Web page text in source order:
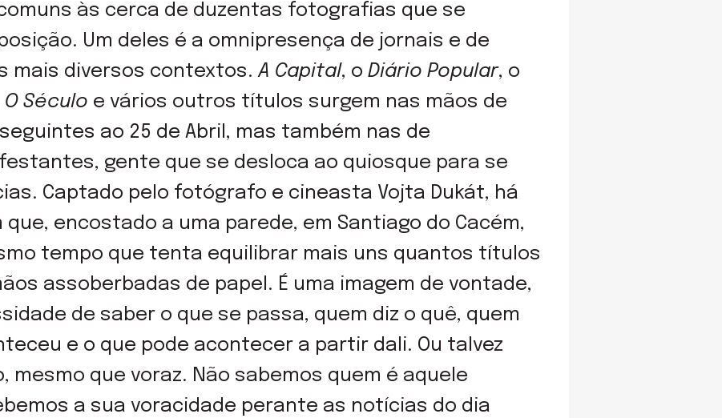
às cerca de duzentas fotografias que se
Um deles é a omnipresença de jornais e de
mais diversos contextos.A Capital, o Diário Popular, o
O Século e vários outros títulos surgem nas mãos de
ao 25 de Abril, mas também nas de
gente que se desloca ao quiosque para se
Captado pelo fotógrafo e cineasta Vojta Dukát, há
que, encostado a uma parede, em Santiago do Cacém,
tempo que tenta equilibrar mais uns quantos títulos
assoberbadas de papel. É uma imagem de vontade,
de saber o que se passa, quem diz o quê, quem
e o que pode acontecer a partir dali. Ou talvez
mesmo que voraz. Não sabemos quem é aquele
a sua voracidade perante as notícias do dia